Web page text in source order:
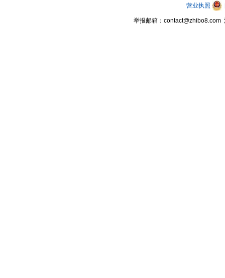
营业执照
举报邮箱：